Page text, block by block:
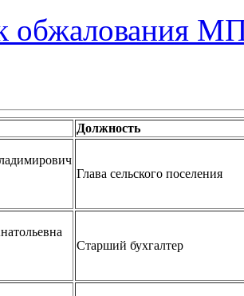
обжалования
Должность
Глава сельского поселения
Старший бухгалтер